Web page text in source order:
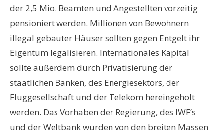
der 2,5 Mio. Beamten und Angestellten vorzeitig
pensioniert werden. Millionen von Bewohnern
illegal gebauter Häuser sollten gegen Entgelt ihr
Eigentum legalisieren. Internationales Kapital
sollte außerdem durch Privatisierung der
staatlichen Banken, des Energiesektors, der
Fluggesellschaft und der Telekom hereingeholt
werden. Das Vorhaben der Regierung, des IWF’s
und der Weltbank wurden von den breiten Massen